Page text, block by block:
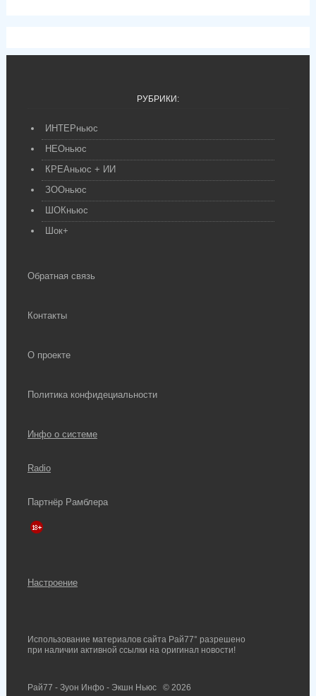
РУБРИКИ:
ИНТЕРньюс
НЕОньюс
КРЕАньюс + ИИ
ЗООньюс
ШОКньюс
Шок+
Обратная связь
Контакты
О проекте
Политика конфидециальности
Инфо о системе
Radio
Партнёр Рамблера
Настроение
Использование материалов сайта Рай77° разрешено
при наличии активной ссылки на оригинал новости!
Рай77 - Зуон Инфо - Экшн Ньюс © 2026